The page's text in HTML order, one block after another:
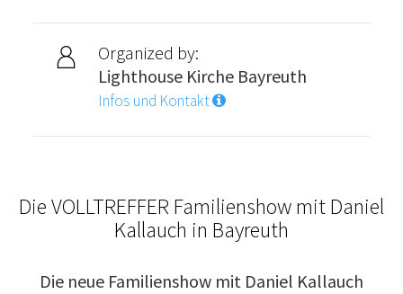
Organized by:
Lighthouse Kirche Bayreuth
Infos und Kontakt
Die VOLLTREFFER Familienshow mit Daniel
Kallauch in Bayreuth
Die neue Familienshow mit Daniel Kallauch